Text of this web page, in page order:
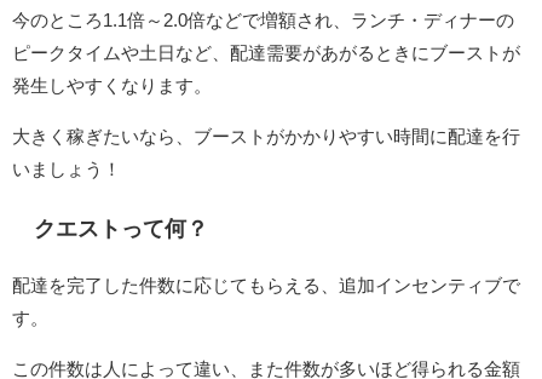
今のところ1.1倍～2.0倍などで増額され、ランチ・ディナーの
ピークタイムや土日など、配達需要があがるときにブーストが
発生しやすくなります。
大きく稼ぎたいなら、ブーストがかかりやすい時間に配達を行
いましょう！
クエストって何？
配達を完了した件数に応じてもらえる、追加インセンティブで
す。
この件数は人によって違い、また件数が多いほど得られる金額